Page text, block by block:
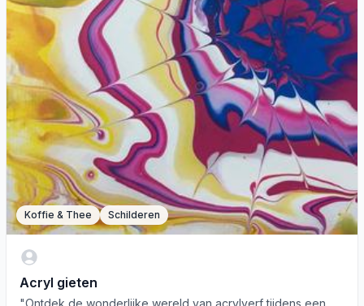
Koffie & Thee Schilderen
Acryl gieten
"Ontdek de wonderlijke wereld van acrylverf tijdens een